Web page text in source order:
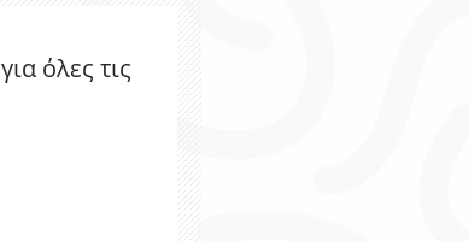
όλες τις